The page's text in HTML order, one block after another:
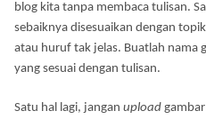
blog kita tanpa membaca tulisan.
sebaiknya disesuaikan dengan
atau huruf tak jelas. Buatlah nama
yang sesuai dengan tulisan.
Satu hal lagi, jangan upload